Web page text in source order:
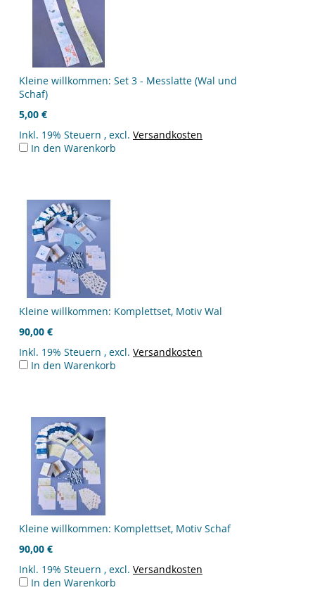
Kleine willkommen: Set 3 - Messlatte (Wal und
Schaf)
5,00 €
Inkl. 19% Steuern , excl. Versandkosten
In den Warenkorb
Kleine willkommen: Komplettset, Motiv Wal
90,00 €
Inkl. 19% Steuern , excl. Versandkosten
In den Warenkorb
Kleine willkommen: Komplettset, Motiv Schaf
90,00 €
Inkl. 19% Steuern , excl. Versandkosten
In den Warenkorb